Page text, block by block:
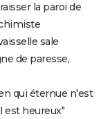
la paroi de
sale
de paresse,
qui éternue n'est
est heureux"